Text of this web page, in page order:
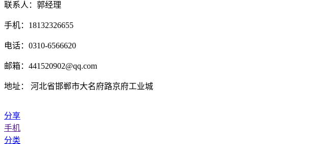
联系人：郭经理
手机：18132326655
电话：0310-6566620
邮箱：441520902@qq.com
地址： 河北省邯郸市大名府路京府工业城
分享
手机
分类